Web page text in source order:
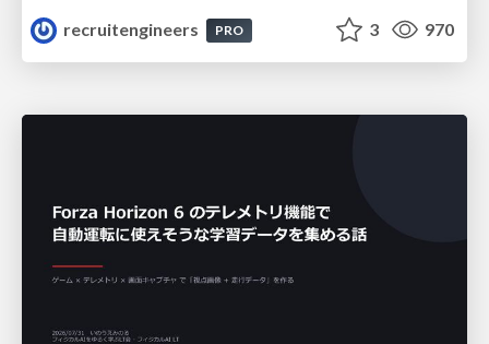
recruitengineers
PRO 3 970